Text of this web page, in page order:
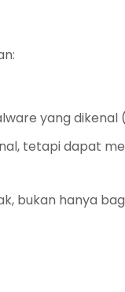
yang
tetapi dapat
bukan hanya